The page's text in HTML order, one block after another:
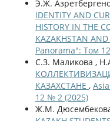
Э.Ж.
IDENTITY AND
HISTORY IN THE
KAZAKHSTAN AND
Panorama": Том
С.З. Маликова ,
КАЗАХСТАНЕ ,
12 № 2 (2025)
Ж.М.